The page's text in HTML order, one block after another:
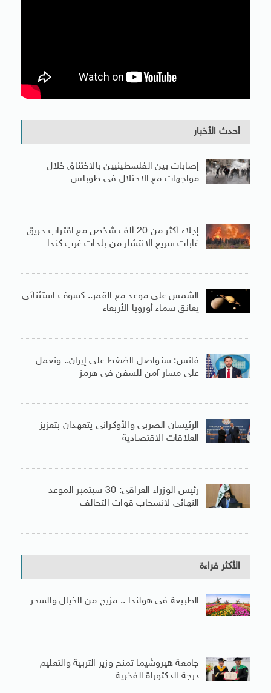
أحدث الأخبار
إصابات بين الفلسطينيين بالاختناق خلال
مواجهات مع الاحتلال فى طوباس
إجلاء أكثر من 20 ألف شخص مع اقتراب حريق
غابات سريع الانتشار من بلدات غرب كندا
الشمس على موعد مع القمر.. كسوف استثنائى
يعانق سماء أوروبا الأربعاء
فانس: سنواصل الضغط على إيران.. ونعمل
على مسار آمن للسفن فى هرمز
الرئيسان الصربى والأوكرانى يتعهدان بتعزيز
العلاقات الاقتصادية
رئيس الوزراء العراقى: 30 سبتمبر الموعد
النهائى لانسحاب قوات التحالف
الأكثر قراءة
الطبيعة فى هولندا .. مزيج من الخيال والسحر
جامعة هيروشيما تمنح وزير التربية والتعليم
درجة الدكتوراة الفخرية